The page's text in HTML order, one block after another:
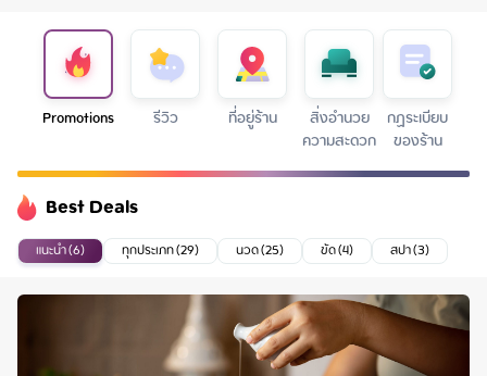
Promotions รีวิว ที่อยู่ร้าน สิ่งอำนวย
ความสะดวก
กฏระเบียบ
ของร้าน
Best Deals
แนะนำ (6) ทุกประเภท (29) นวด (25) ขัด (4) สปา (3)